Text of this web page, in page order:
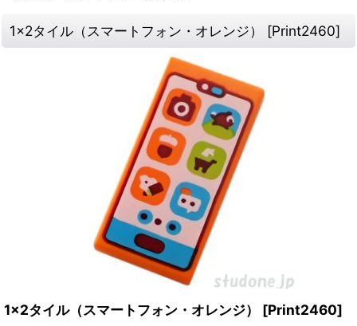
1x2タイル（スマートフォン・オレンジ） [Print2460]
1x2タイル（スマートフォン・オレンジ） [Print2460]